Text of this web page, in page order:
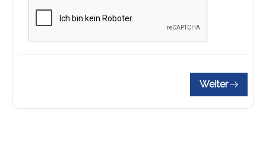
Weiter